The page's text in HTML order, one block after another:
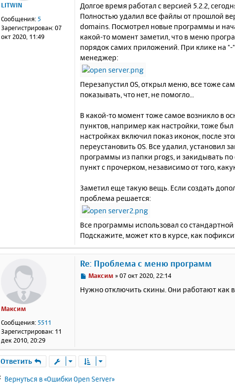
LITWIN
Сообщения: 5
Зарегистрирован:07
окт 2020, 11:49
щ
е
н
е
Долгое время работал с версией 5.2.2,
Полностью удалил все файлы от прошлой
domains. Посмотрел новые программы и
какой-то момент заметил, что в меню
порядок самих приложений. При клике на "-"
менеджер:
Перезапустил OS, открыл меню, все тоже
показывать, что нет, не помогло...
В какой-то момент тоже самое возникло в
пунктов, например как настройки, тоже был
настройках включил показ иконок, после
переустановить OS. Все удалил, установил
программы из папки progs, и закидывать по
пункт с прочерком, независимо от того,
Заметил еще такую вещь. Если создать
проблема решается:
Все программы использовал со
Подскажите, может кто в курсе, как
Максим
Сообщения: 5511
Зарегистрирован: 11
дек 2010, 20:29
Re: Проблема с меню программ
С
о
Максим »07 окт 2020, 22:14
Нужно отключить скины. Они работают как
Ответить
Вернуться в «Ошибки Open Server»